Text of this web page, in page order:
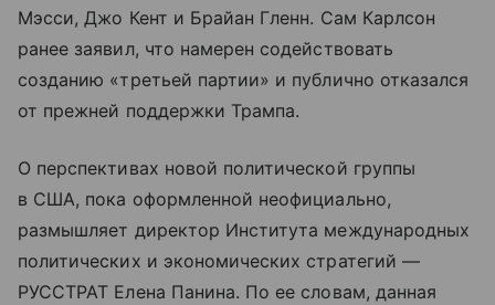
Мэсси, Джо Кент и Брайан Гленн. Сам Карлсон
ранее заявил, что намерен содействовать
созданию «третьей партии» и публично отказался
от прежней поддержки Трампа.
О перспективах новой политической группы
в США, пока оформленной неофициально,
размышляет директор Института международных
политических и экономических стратегий —
РУССТРАТ Елена Панина. По ее словам, данная